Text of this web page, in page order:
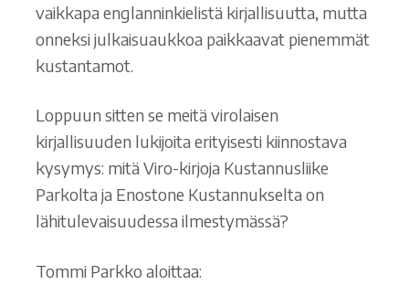
vaikkapa englanninkielistä kirjallisuutta, mutta
onneksi julkaisuaukkoa paikkaavat pienemmät
kustantamot.
Loppuun sitten se meitä virolaisen
kirjallisuuden lukijoita erityisesti kiinnostava
kysymys: mitä Viro-kirjoja Kustannusliike
Parkolta ja Enostone Kustannukselta on
lähitulevaisuudessa ilmestymässä?
Tommi Parkko aloittaa: